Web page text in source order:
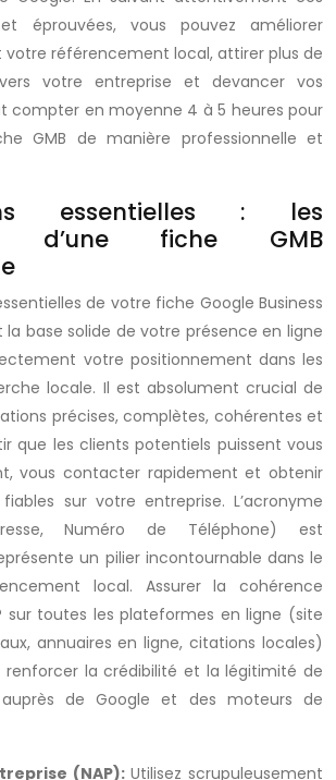
éprouvées, vous pouvez améliorer
référencement local, attirer plus de
votre entreprise et devancer vos
compter en moyenne 4 à 5 heures pour
GMB de manière professionnelle et
essentielles : les
d’une fiche GMB
de votre fiche Google Business
base solide de votre présence en ligne
votre positionnement dans les
locale. Il est absolument crucial de
précises, complètes, cohérentes et
que les clients potentiels puissent vous
vous contacter rapidement et obtenir
sur votre entreprise. L’acronyme
Numéro de Téléphone) est
un pilier incontournable dans le
local. Assurer la cohérence
sur toutes les plateformes en ligne (site
annuaires en ligne, citations locales)
renforcer la crédibilité et la légitimité de
de Google et des moteurs de
(NAP): Utilisez scrupuleusement